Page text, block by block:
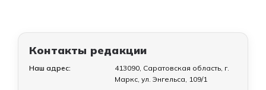
Контакты редакции
Наш адрес:
413090, Саратовская область, г.
Маркс, ул. Энгельса, 109/1